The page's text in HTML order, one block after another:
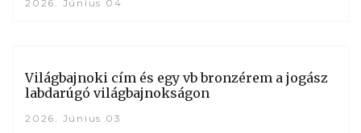
2026. Június 04
Világbajnoki cím és egy vb bronzérem a jogász
labdarúgó világbajnokságon
2026. Június 03